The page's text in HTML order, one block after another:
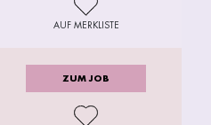
AUF MERKLISTE
ZUM JOB